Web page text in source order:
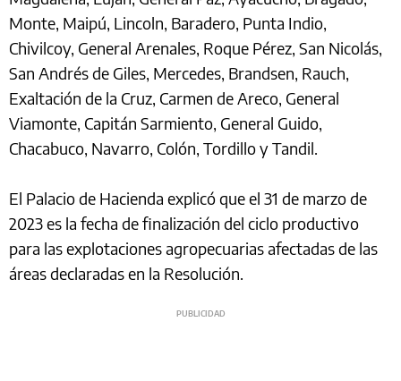
Monte, Maipú, Lincoln, Baradero, Punta Indio,
Chivilcoy, General Arenales, Roque Pérez, San Nicolás,
San Andrés de Giles, Mercedes, Brandsen, Rauch,
Exaltación de la Cruz, Carmen de Areco, General
Viamonte, Capitán Sarmiento, General Guido,
Chacabuco, Navarro, Colón, Tordillo y Tandil.
El Palacio de Hacienda explicó que el 31 de marzo de
2023 es la fecha de finalización del ciclo productivo
para las explotaciones agropecuarias afectadas de las
áreas declaradas en la Resolución.